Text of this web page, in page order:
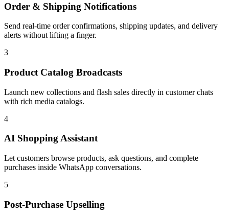
Order & Shipping Notifications
Send real-time order confirmations, shipping updates, and delivery
alerts without lifting a finger.
3
Product Catalog Broadcasts
Launch new collections and flash sales directly in customer chats
with rich media catalogs.
4
AI Shopping Assistant
Let customers browse products, ask questions, and complete
purchases inside WhatsApp conversations.
5
Post-Purchase Upselling